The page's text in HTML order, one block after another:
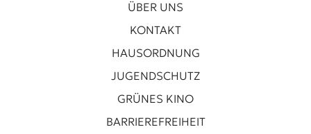
ÜBER UNS
KONTAKT
HAUSORDNUNG
JUGENDSCHUTZ
GRÜNES KINO
BARRIEREFREIHEIT